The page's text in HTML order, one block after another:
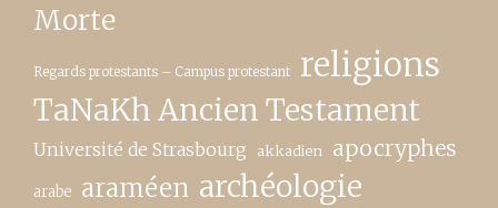
Morte
Regards protestants – Campus protestant religions
TaNaKh Ancien Testament
Université de Strasbourg akkadien apocryphes
arabe araméen archéologie